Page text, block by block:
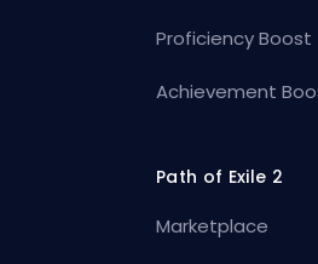
Proficiency Boost
Achievement
Path of Exile 2
Marketplace